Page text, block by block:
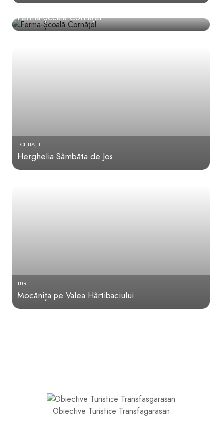
TABĂRĂ
Ferma-Școală Cornăţel
ECHITAȚIE
Herghelia Sâmbăta de Jos
TUR
Mocănița pe Valea Hârtibaciului
Obiective Turistice Transfagarasan